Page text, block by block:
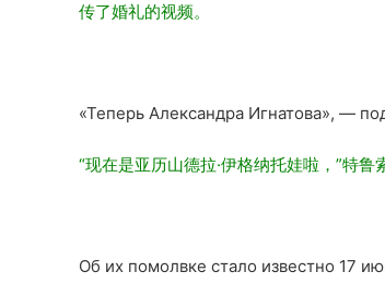
传了婚礼的视频。
«Теперь Александра Игнатова», —
“现在是亚历山德拉·伊格纳托娃啦 ，”特鲁
Об их помолвке стало известно 17